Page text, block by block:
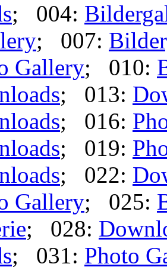
; 004:
; 007:
Gallery; 010:
; 013:
; 016:
; 019:
; 022:
Gallery; 025:
; 028:
; 031: Photo